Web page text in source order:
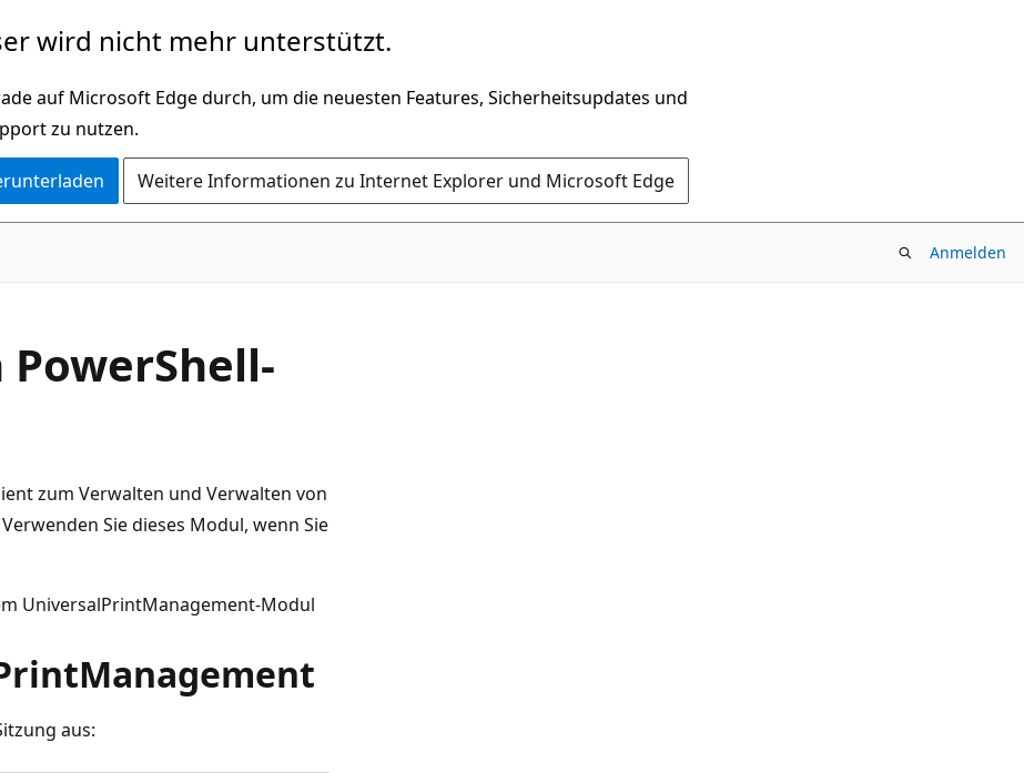
wird nicht mehr unterstützt.
auf Microsoft Edge durch, um die neuesten Features, Sicherheitsupdates und
zu nutzen.
Weitere Informationen zu Internet Explorer und Microsoft Edge
Anmelden
zum Verwalten und Verwalten von
Sie dieses Modul, wenn Sie
UniversalPrintManagement-Modul
aus: